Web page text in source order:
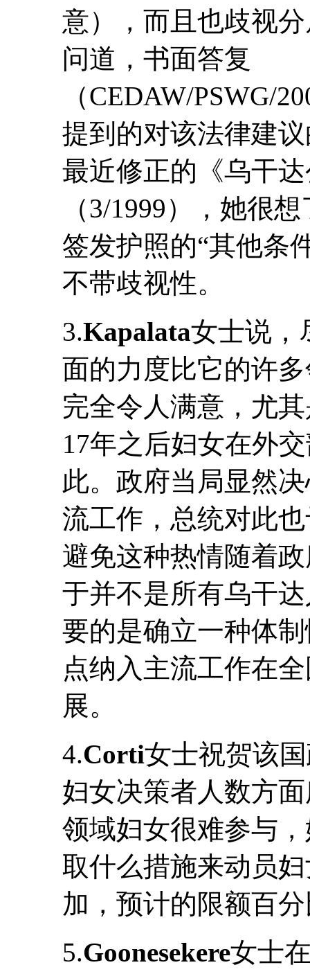
意），而且也歧视
问道，书面答复
（CEDAW/PSWG/
提到的对该法律建
最近修正的《乌干
（3/1999），她很
签发护照的“其他条
不带歧视性。
3.Kapalata女士说，
面的力度比它的许
完全令人满意，尤
17年之后妇女在外
此。政府当局显然
流工作，总统对此
避免这种热情随着
于并不是所有乌干
要的是确立一种体
点纳入主流工作在
展。
4.Corti女士祝贺该
妇女决策者人数方
领域妇女很难参与
取什么措施来动员
加，预计的限额百
5.Goonesekere女士